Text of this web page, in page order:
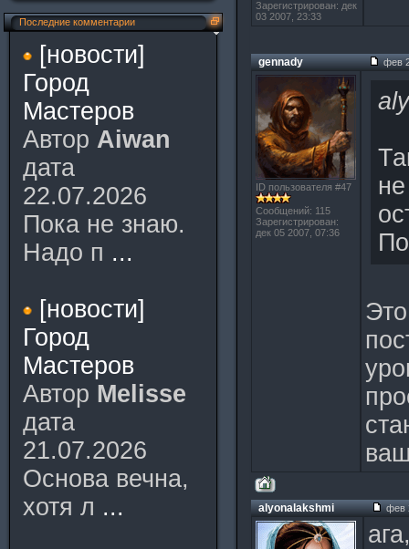
Последние комментарии
[новости]
Город
Мастеров
Автор Aiwan
дата
22.07.2026
Пока не знаю.
Надо п ...
[новости]
Город
Мастеров
Автор Melisse
дата
21.07.2026
Основа вечна,
хотя л ...
Зарегистрирован: дек
03 2007, 23:33
gennady фев
ID пользователя #47
Сообщений: 115
Зарегистрирован:
дек 05 2007, 07:36
alyonalakshmi фев